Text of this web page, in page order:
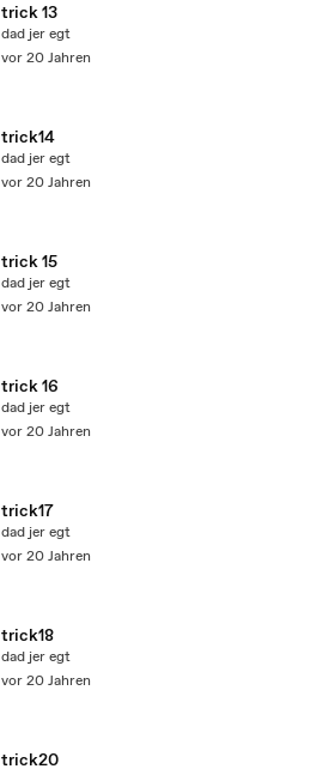
trick 13
dad jer egt
vor 20 Jahren
trick14
dad jer egt
vor 20 Jahren
trick 15
dad jer egt
vor 20 Jahren
trick 16
dad jer egt
vor 20 Jahren
trick17
dad jer egt
vor 20 Jahren
trick18
dad jer egt
vor 20 Jahren
trick20